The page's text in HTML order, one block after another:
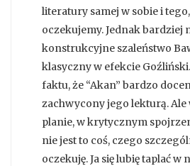
literatury samej w sobie i
oczekujemy. Jednak bardziej
konstrukcyjne szaleństwo
klasyczny w efekcie
faktu, że “Akan” bardzo
zachwycony jego lekturą. Ale
planie, w krytycznym
nie jest to coś, czego
oczekuję. Ja się lubię taplać